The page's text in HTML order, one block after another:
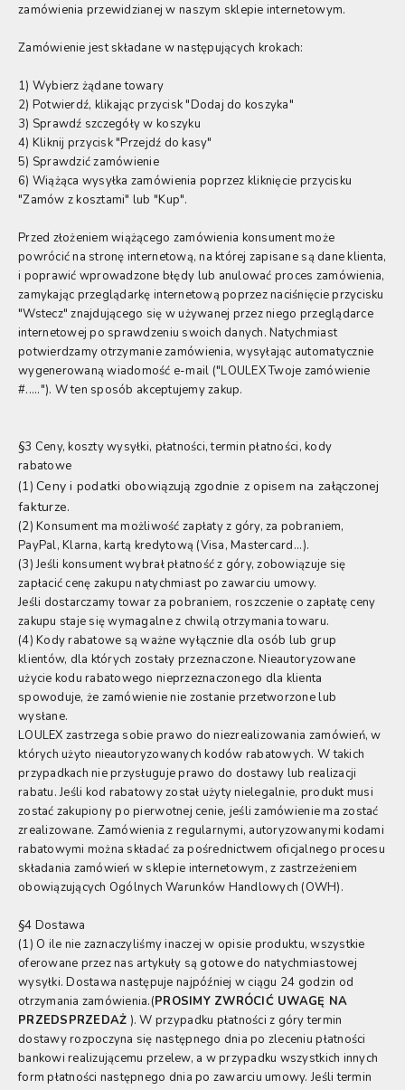
zamówienia przewidzianej w naszym sklepie internetowym.
Zamówienie jest składane w następujących krokach:
1) Wybierz żądane towary
2) Potwierdź, klikając przycisk "Dodaj do koszyka"
3) Sprawdź szczegóły w koszyku
4) Kliknij przycisk "Przejdź do kasy"
5) Sprawdzić zamówienie
6) Wiążąca wysyłka zamówienia poprzez kliknięcie przycisku
"Zamów z kosztami" lub "Kup".
Przed złożeniem wiążącego zamówienia konsument może
powrócić na stronę internetową, na której zapisane są dane klienta,
i poprawić wprowadzone błędy lub anulować proces zamówienia,
zamykając przeglądarkę internetową poprzez naciśnięcie przycisku
"Wstecz" znajdującego się w używanej przez niego przeglądarce
internetowej po sprawdzeniu swoich danych. Natychmiast
potwierdzamy otrzymanie zamówienia, wysyłając automatycznie
wygenerowaną wiadomość e-mail ("LOULEX Twoje zamówienie
#....."). W ten sposób akceptujemy zakup.
§3 Ceny, koszty wysyłki, płatności, termin płatności, kody
rabatowe
(1)Ceny i podatki obowiązują zgodnie z opisem na załączonej
fakturze.
(2) Konsument ma możliwość zapłaty z góry, za pobraniem,
PayPal, Klarna, kartą kredytową (Visa, Mastercard...).
(3) Jeśli konsument wybrał płatność z góry, zobowiązuje się
zapłacić cenę zakupu natychmiast po zawarciu umowy.
Jeśli dostarczamy towar za pobraniem, roszczenie o zapłatę ceny
zakupu staje się wymagalne z chwilą otrzymania towaru.
(4) Kody rabatowe są ważne wyłącznie dla osób lub grup
klientów, dla których zostały przeznaczone. Nieautoryzowane
użycie kodu rabatowego nieprzeznaczonego dla klienta
spowoduje, że zamówienie nie zostanie przetworzone lub
wysłane.
LOULEX zastrzega sobie prawo do niezrealizowania zamówień, w
których użyto nieautoryzowanych kodów rabatowych. W takich
przypadkach nie przysługuje prawo do dostawy lub realizacji
rabatu. Jeśli kod rabatowy został użyty nielegalnie, produkt musi
zostać zakupiony po pierwotnej cenie, jeśli zamówienie ma zostać
zrealizowane. Zamówienia z regularnymi, autoryzowanymi kodami
rabatowymi można składać za pośrednictwem oficjalnego procesu
składania zamówień w sklepie internetowym, z zastrzeżeniem
obowiązujących Ogólnych Warunków Handlowych (OWH).
§4 Dostawa
(1) O ile nie zaznaczyliśmy inaczej w opisie produktu, wszystkie
oferowane przez nas artykuły są gotowe do natychmiastowej
wysyłki. Dostawa następuje najpóźniej w ciągu 24 godzin od
otrzymania zamówienia.(PROSIMY ZWRÓCIĆ UWAGĘ NA
PRZEDSPRZEDAŻ ). W przypadku płatności z góry termin
dostawy rozpoczyna się następnego dnia po zleceniu płatności
bankowi realizującemu przelew, a w przypadku wszystkich innych
form płatności następnego dnia po zawarciu umowy. Jeśli termin